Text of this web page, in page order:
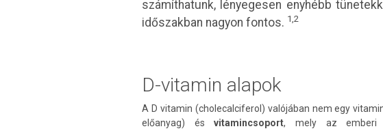
számíthatunk, lényegesen enyhébb
időszakban nagyon fontos. 1,2
D-vitamin alapok
A D vitamin (cholecalciferol) valójában nem egy
előanyag) ésvitamincsoport, mely az emberi